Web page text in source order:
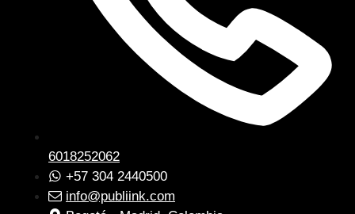
6018252062
+57 304 2440500
info@publiink.com